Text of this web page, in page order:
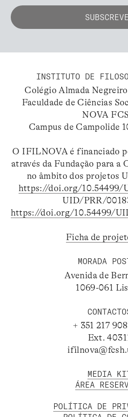
INSTITUTO DE
Colégio Almada
Faculdade de Ciências
NOVA
Campus de Campolide
O IFILNOVA é financiado
através da Fundação para a
no âmbito dos projetos
https://doi.org/10.54499/
UID/PRR/
https://doi.org/10.54499/
Ficha de
MORADA
Avenida de
1069-061
+ 351 217
Ext.
MEDIA
ÁREA
POLÍTICA DE